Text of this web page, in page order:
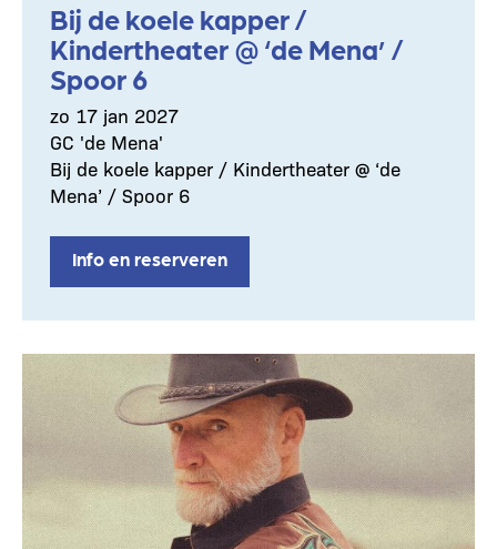
Bij de koele kapper /
Kindertheater @ ‘de Mena’ /
Spoor 6
zo 17 jan 2027
GC 'de Mena'
Bij de koele kapper / Kindertheater @ ‘de
Mena’ / Spoor 6
Info en reserveren